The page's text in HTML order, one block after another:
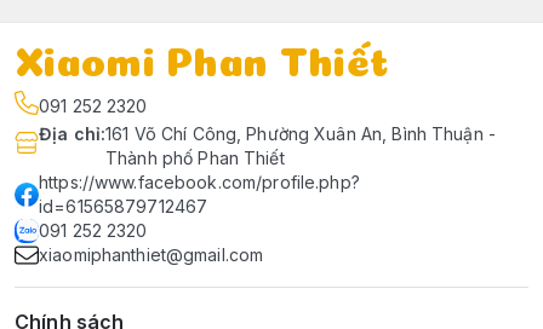
BÀN CHẢI ĐIỆN KHÁC GÌ BÀN CHẢI
THƯỜNG?
Xiaomi Phan Thiết
091 252 2320
Địa chỉ:161 Võ Chí Công, Phường Xuân An, Bình Thuận -
Thành phố Phan Thiết
https://www.facebook.com/profile.php?
id=61565879712467
091 252 2320
xiaomiphanthiet@gmail.com
Chính sách